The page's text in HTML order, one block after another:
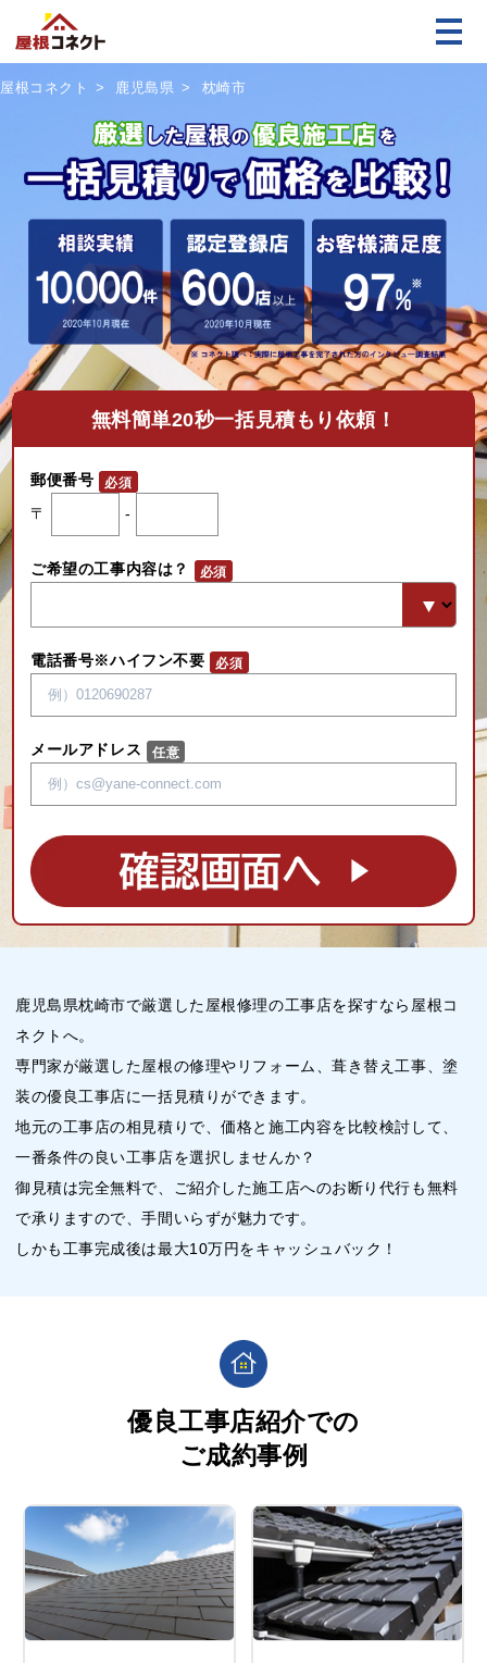
屋根コネクト 鹿児島県 枕崎市
無料簡単20秒一括見積もり依頼！
郵便番号
〒
-
ご希望の工事内容は？
電話番号※ハイフン不要
メールアドレス
鹿児島県枕崎市で厳選した屋根修理の工事店を探すなら屋根コ
ネクトへ。
専門家が厳選した屋根の修理やリフォーム、葺き替え工事、塗
装の優良工事店に一括見積りができます。
地元の工事店の相見積りで、価格と施工内容を比較検討して、
一番条件の良い工事店を選択しませんか？
御見積は完全無料で、ご紹介した施工店へのお断り代行も無料
で承りますので、手間いらずが魅力です。
しかも工事完成後は最大10万円をキャッシュバック！
優良工事店紹介での
ご成約事例